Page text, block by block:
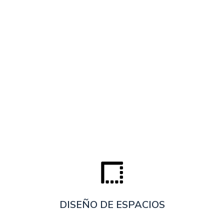
DISEÑO DE ESPACIOS